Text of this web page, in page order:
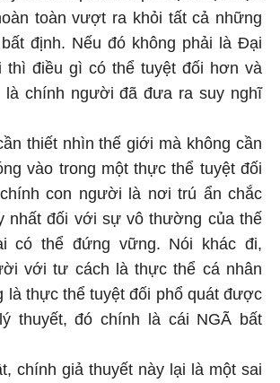
toàn vượt ra khỏi tất cả những
định. Nếu đó không phải là Đại
thì điều gì có thể tuyệt đối hơn và
là chính người đã đưa ra suy nghĩ
thiết nhìn thế giới mà không cần
vào trong một thực thể tuyệt đối
con người là nơi trú ẩn chắc
nhất đối với sự vô thường của thế
có thể đứng vững. Nói khác đi,
với tư cách là thực thể cá nhân
là thực thể tuyệt đối phổ quát được
thuyết, đó chính là cái NGÃ bất
chính giả thuyết này lại là một sai